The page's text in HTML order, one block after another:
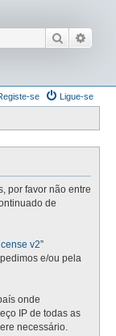
Pesquisar
Ligue-se
se
por favor não entre
de
v2”
e/ou pela
onde
IP de todas as
necessário.